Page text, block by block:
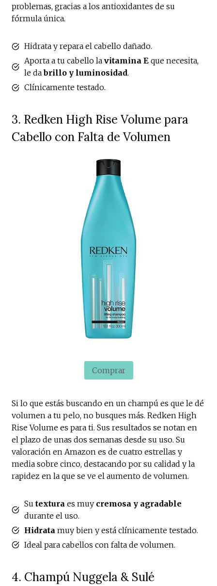
problemas, gracias a los antioxidantes de su
fórmula única.
Hidrata y repara el cabello dañado.
Aporta a tu cabello la vitamina E que necesita,
le dabrillo y luminosidad.
Clínicamente testado.
3. Redken High Rise Volume para
Cabello con Falta de Volumen
Comprar
Si lo que estás buscando en un champú es que le dé
volumen a tu pelo, no busques más. Redken High
Rise Volume es para ti. Sus resultados se notan en
el plazo de unas dos semanas desde su uso. Su
valoración en Amazon es de cuatro estrellas y
media sobre cinco, destacando por su calidad y la
rapidez en la que se ve el aumento de volumen.
Su textura es muy cremosa y agradable
durante el uso.
Hidrata muy bien y está clínicamente testado.
Ideal para cabellos con falta de volumen.
4. Champú Nuggela & Sulé